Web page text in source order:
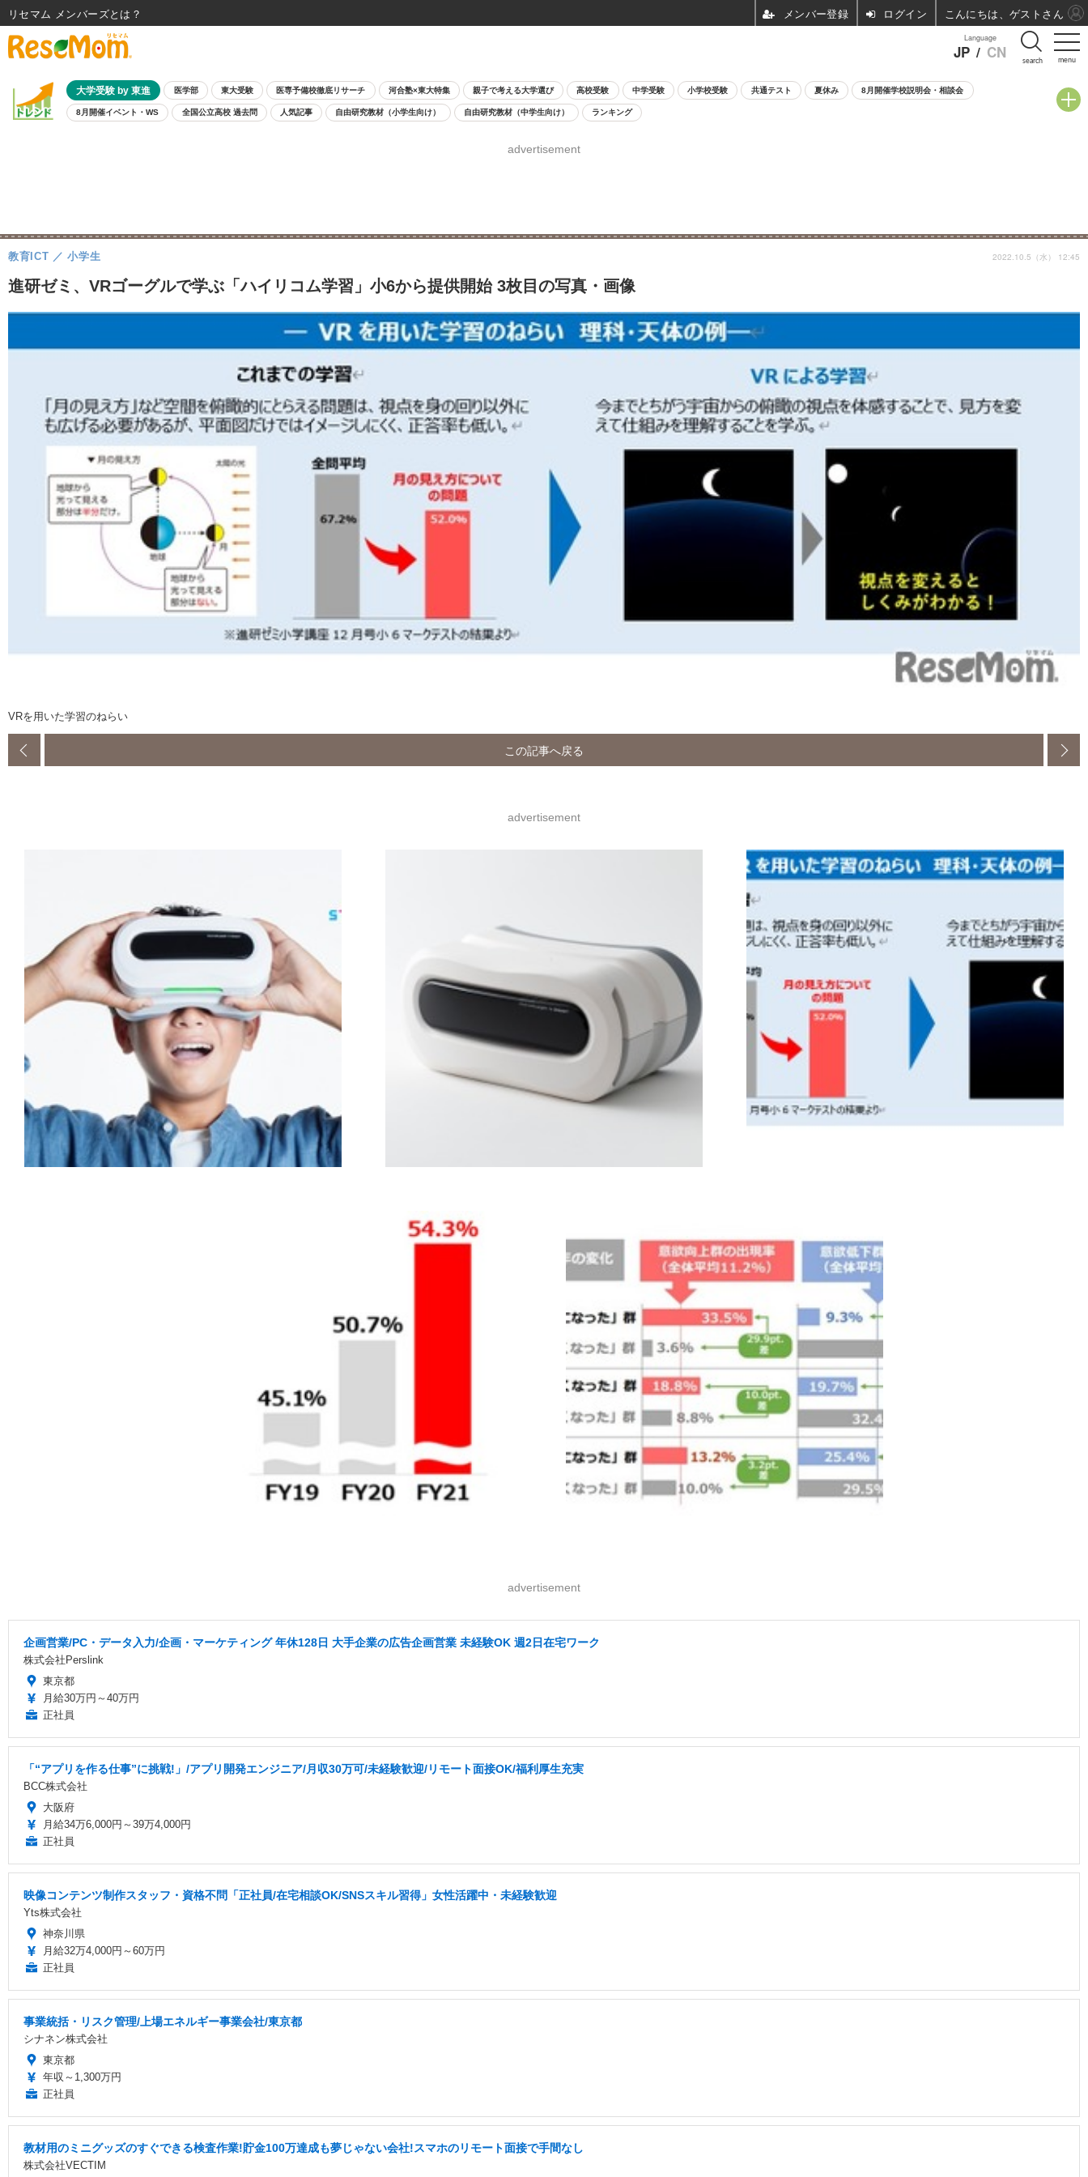
menu
Language
JP / CN search
大学受験 by 東進 医学部 東大受験 医専予備校徹底リサーチ 河合塾×東大特集 親子で考える大学選び 高校受験 中学受験 小学校受験 共通テスト 夏休み 8月開催学校説明会・相談会
8月開催イベント・WS 全国公立高校 過去問 人気記事 自由研究教材（小学生向け） 自由研究教材（中学生向け） ランキング
advertisement
進研ゼミ、VRゴーグルで学ぶ「ハイリコム学習」小6から提供開始 3枚目の写真・画像
教育ICT 小学生 2022.10.5（水） 12:45
VRを用いた学習のねらい
この記事へ戻る
advertisement
advertisement
企画営業/PC・データ入力/企画・マーケティング 年休128日 大手企業の広告企画営業 未経験OK 週2日在宅ワーク
株式会社Perslink
東京都
月給30万円～40万円
正社員
「“アプリを作る仕事”に挑戦!」/アプリ開発エンジニア/月収30万可/未経験歓迎/リモート面接OK/福利厚生充実
BCC株式会社
大阪府
月給34万6,000円～39万4,000円
正社員
映像コンテンツ制作スタッフ・資格不問「正社員/在宅相談OK/SNSスキル習得」女性活躍中・未経験歓迎
Yts株式会社
神奈川県
月給32万4,000円～60万円
正社員
事業統括・リスク管理/上場エネルギー事業会社/東京都
シナネン株式会社
東京都
年収～1,300万円
正社員
教材用のミニグッズのすぐできる検査作業!貯金100万達成も夢じゃない会社!スマホのリモート面接で手間なし
株式会社VECTIM
リセマム メンバーズ ログイン こんにちは、ゲストさん